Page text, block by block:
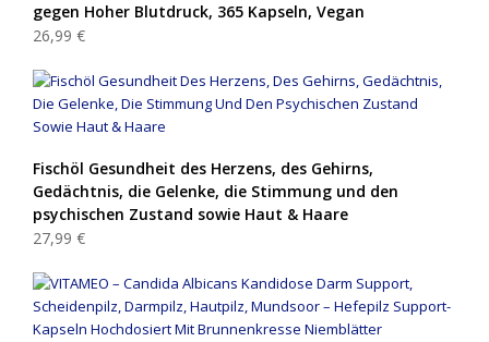
gegen Hoher Blutdruck, 365 Kapseln, Vegan
26,99 €
Fischöl Gesundheit des Herzens, des Gehirns,
Gedächtnis, die Gelenke, die Stimmung und den
psychischen Zustand sowie Haut & Haare
27,99 €